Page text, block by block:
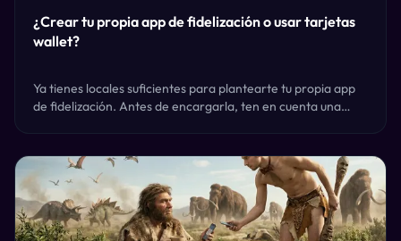
¿Crear tu propia app de fidelización o usar tarjetas
wallet?
Ya tienes locales suficientes para plantearte tu propia app
de fidelización. Antes de encargarla, ten en cuenta una